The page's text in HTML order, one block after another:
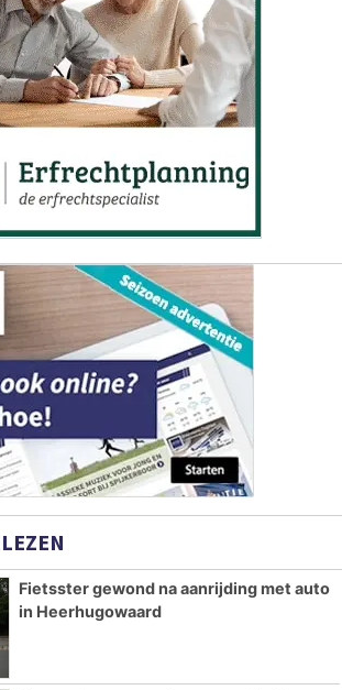
Fietsster gewond na aanrijding met auto
in Heerhugowaard